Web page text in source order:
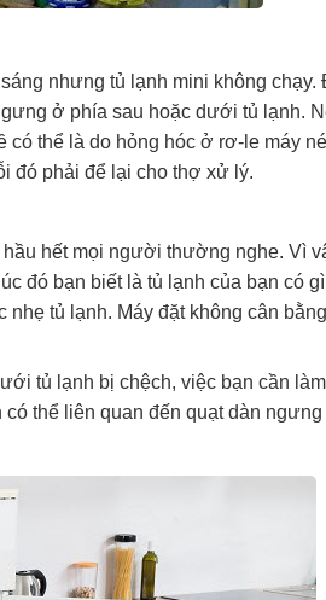
nhưng tủ lạnh mini không chạy.
ở phía sau hoặc dưới tủ lạnh.
thể là do hỏng hóc ở rơ-le máy
đó phải để lại cho thợ xử lý.
hết mọi người thường nghe. Vì
đó bạn biết là tủ lạnh của bạn có
tủ lạnh. Máy đặt không cân
tủ lạnh bị chệch, việc bạn cần
thể liên quan đến quạt dàn